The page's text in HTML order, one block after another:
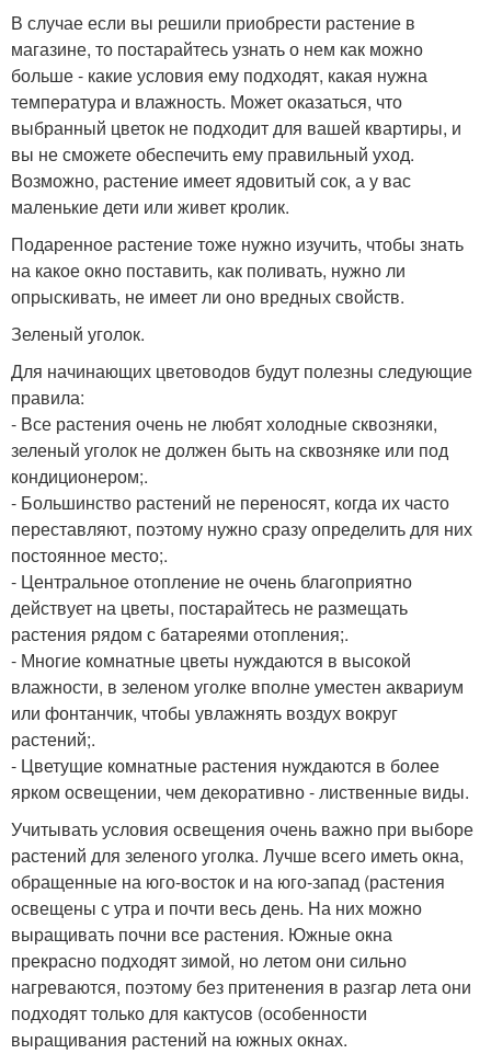
В случае если вы решили приобрести растение в
магазине, то постарайтесь узнать о нем как можно
больше - какие условия ему подходят, какая нужна
температура и влажность. Может оказаться, что
выбранный цветок не подходит для вашей квартиры, и
вы не сможете обеспечить ему правильный уход.
Возможно, растение имеет ядовитый сок, а у вас
маленькие дети или живет кролик.
Подаренное растение тоже нужно изучить, чтобы знать
на какое окно поставить, как поливать, нужно ли
опрыскивать, не имеет ли оно вредных свойств.
Зеленый уголок.
Для начинающих цветоводов будут полезны следующие
правила:
- Все растения очень не любят холодные сквозняки,
зеленый уголок не должен быть на сквозняке или под
кондиционером;.
- Большинство растений не переносят, когда их часто
переставляют, поэтому нужно сразу определить для них
постоянное место;.
- Центральное отопление не очень благоприятно
действует на цветы, постарайтесь не размещать
растения рядом с батареями отопления;.
- Многие комнатные цветы нуждаются в высокой
влажности, в зеленом уголке вполне уместен аквариум
или фонтанчик, чтобы увлажнять воздух вокруг
растений;.
- Цветущие комнатные растения нуждаются в более
ярком освещении, чем декоративно - лиственные виды.
Учитывать условия освещения очень важно при выборе
растений для зеленого уголка. Лучше всего иметь окна,
обращенные на юго-восток и на юго-запад (растения
освещены с утра и почти весь день. На них можно
выращивать почни все растения. Южные окна
прекрасно подходят зимой, но летом они сильно
нагреваются, поэтому без притенения в разгар лета они
подходят только для кактусов (особенности
выращивания растений на южных окнах.